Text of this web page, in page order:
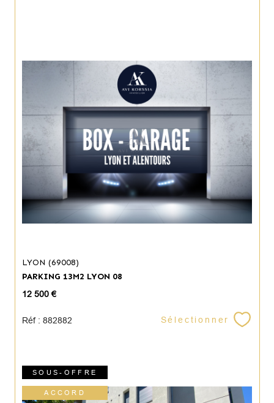
LYON (69008)
PARKING 13M2 LYON 08
12 500 €
Réf : 882882 Sélectionner
SOUS-OFFRE
ACCORD